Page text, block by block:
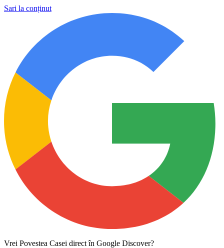
Sari la conținut
Vrei Povestea Casei direct în Google Discover?